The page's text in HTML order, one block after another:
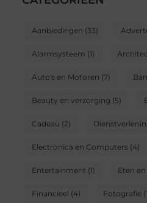
Aanbiedingen (33)
Alarmsysteem (1)
Auto's en Motoren (7)
Beauty en verzorging (5)
Cadeau (2)
Electronica en Computers(4)
Entertainment (1) Eten
Financieel (4) Fotografie